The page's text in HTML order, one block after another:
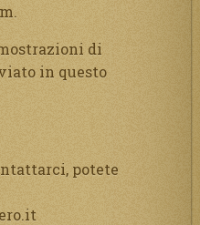
di
in questo
potete